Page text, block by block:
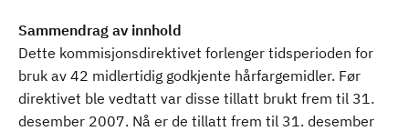
Sammendrag av innhold
Dette kommisjonsdirektivet forlenger tidsperioden for
bruk av 42 midlertidig godkjente hårfargemidler. Før
direktivet ble vedtatt var disse tillatt brukt frem til 31.
desember 2007. Nå er de tillatt frem til 31. desember